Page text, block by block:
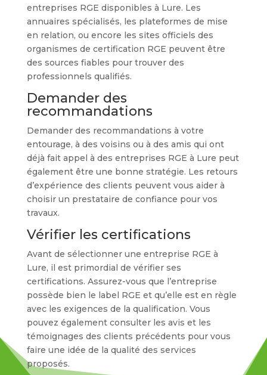
entreprises RGE disponibles à Lure. Les
annuaires spécialisés, les plateformes de mise
en relation, ou encore les sites officiels des
organismes de certification RGE peuvent être
des sources fiables pour trouver des
professionnels qualifiés.
Demander des
recommandations
Demander des recommandations à votre
entourage, à des voisins ou à des amis qui ont
déjà fait appel à des entreprises RGE à Lure peut
également être une bonne stratégie. Les retours
d’expérience des clients peuvent vous aider à
choisir un prestataire de confiance pour vos
travaux.
Vérifier les certifications
Avant de sélectionner une entreprise RGE à
Lure, il est primordial de vérifier ses
certifications. Assurez-vous que l’entreprise
possède bien le label RGE et qu’elle est en règle
avec les exigences de la qualification. Vous
pouvez également consulter les avis et les
témoignages des clients précédents pour vous
faire une idée de la qualité des services
proposés.